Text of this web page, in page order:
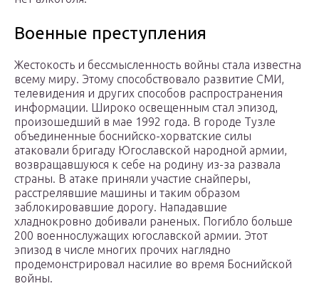
Военные преступления
Жестокость и бессмысленность войны стала известна
всему миру. Этому способствовало развитие СМИ,
телевидения и других способов распространения
информации. Широко освещенным стал эпизод,
произошедший в мае 1992 года. В городе Тузле
объединенные боснийско-хорватские силы
атаковали бригаду Югославской народной армии,
возвращавшуюся к себе на родину из-за развала
страны. В атаке приняли участие снайперы,
расстрелявшие машины и таким образом
заблокировавшие дорогу. Нападавшие
хладнокровно добивали раненых. Погибло больше
200 военнослужащих югославской армии. Этот
эпизод в числе многих прочих наглядно
продемонстрировал насилие во время Боснийской
войны.